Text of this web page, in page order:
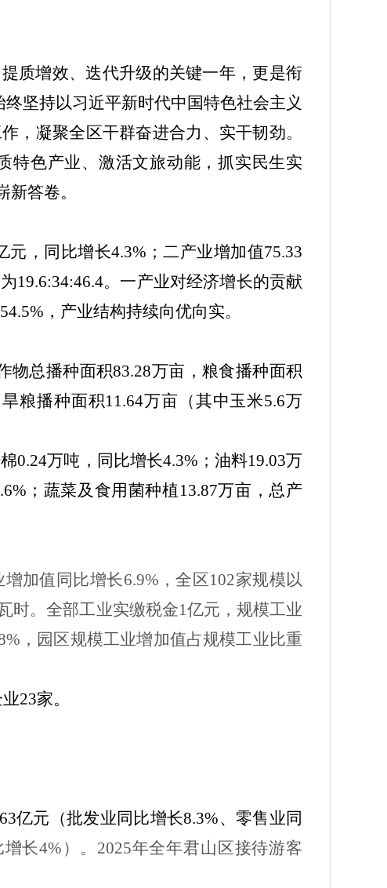
质增效、迭代升级的关键一年，更是衔
坚持以习近平新时代中国特色社会主义
，凝聚全区干群奋进合力、实干韧劲。
特色产业、激活文旅动能，抓实民生实
答卷。
元，同比增长4.3% ；二产业增加值75.33
19.6:34:46.4。一产业对经济增长的贡献
54.5% ，产业结构持续向优向实。
物总播种面积83.28万亩，粮食播种面积
粮播种面积11.64万亩（其中玉米5.6万
0.24万吨，同比增长4.3% ；油料19.03万
；蔬菜及食用菌种植13.87万亩，总产
增加值同比增长6.9% ，全区102家规模以
时。全部工业实缴税金1亿元，规模工业
，园区规模工业增加值占规模工业比重
23家。
亿元（批发业同比增长8.3%、零售业同
增长4% ）。 2025年全年君山区接待游客